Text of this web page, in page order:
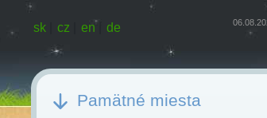
sk| cz en de
Pamätné miesta